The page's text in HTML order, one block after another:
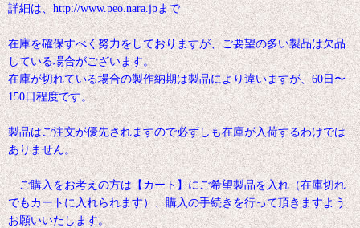
詳細は、http://www.peo.nara.jpまで
在庫を確保すべく努力をしておりますが、ご要望の多い製品は欠品
している場合がございます。
在庫が切れている場合の製作納期は製品により違いますが、60日〜
150日程度です。
製品はご注文が優先されますので必ずしも在庫が入荷するわけでは
ありません。
ご購入をお考えの方は【カート】にご希望製品を入れ（在庫切れ
でもカートに入れられます）、購入の手続きを行って頂きますよう
お願いいたします。